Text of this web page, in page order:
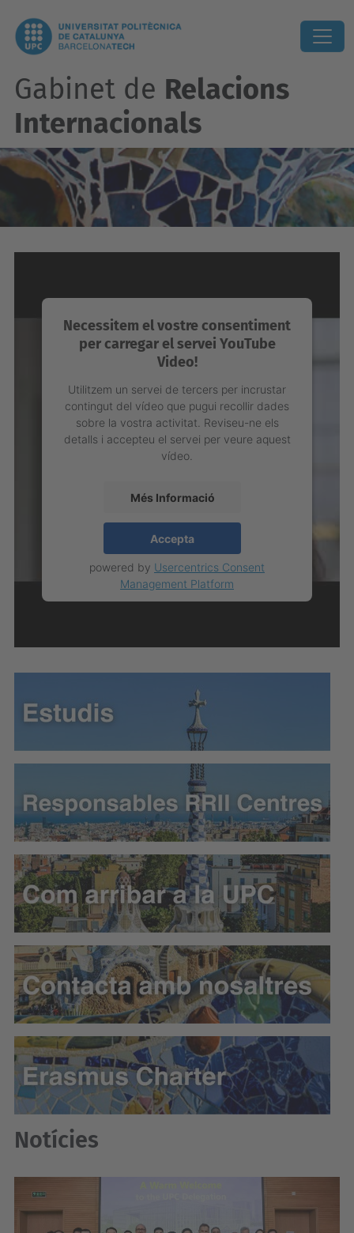
Gabinet de Relacions
Internacionals
Necessitem el vostre consentiment
per carregar el servei YouTube
Video!
Utilitzem un servei de tercers per incrustar
contingut del vídeo que pugui recollir dades
sobre la vostra activitat. Reviseu-ne els
detalls i accepteu el servei per veure aquest
vídeo.
Més Informació
Accepta
powered by Usercentrics Consent
Management Platform
Notícies